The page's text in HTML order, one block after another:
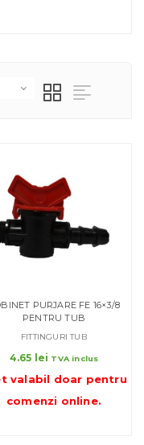
PURJARE FE 16×3/8
PENTRU TUB
FITTINGURI TUB
4.65 lei TVA inclus
valabil doar pentru
comenzi online.